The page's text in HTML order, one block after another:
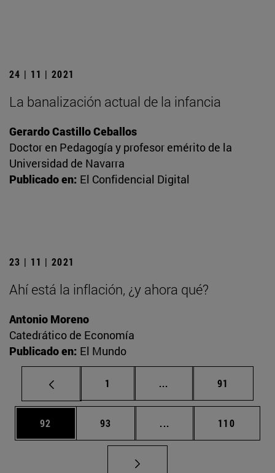
24 | 11 | 2021
La banalización actual de la infancia
Gerardo Castillo Ceballos
Doctor en Pedagogía y profesor emérito de la
Universidad de Navarra
Publicado en: El Confidencial Digital
23 | 11 | 2021
Ahí está la inflación, ¿y ahora qué?
Antonio Moreno
Catedrático de Economía
Publicado en: El Mundo
Página
1 ... Páginas intermedias
Página
91
Página
92 Página
93 ... Páginas intermedias
Página
110